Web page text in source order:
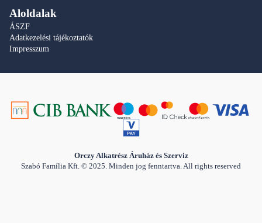
Aloldalak
ÁSZF
Adatkezelési tájékoztatók
Impresszum
Orczy Alkatrész Áruház és Szerviz
Szabó Família Kft. © 2025. Minden jog fenntartva. All rights reserved